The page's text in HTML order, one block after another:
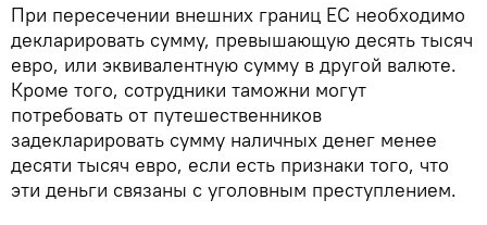
При пересечении внешних границ ЕС необходимо
декларировать сумму, превышающую десять тысяч
евро, или эквивалентную сумму в другой валюте.
Кроме того, сотрудники таможни могут
потребовать от путешественников
задекларировать сумму наличных денег менее
десяти тысяч евро, если есть признаки того, что
эти деньги связаны с уголовным преступлением.